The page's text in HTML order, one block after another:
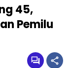
45,
Pemilu